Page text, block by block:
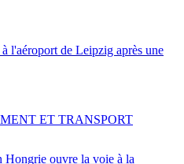
l'aéroport de Leipzig après une
Hongrie ouvre la voie à la
ET TRANSPORT